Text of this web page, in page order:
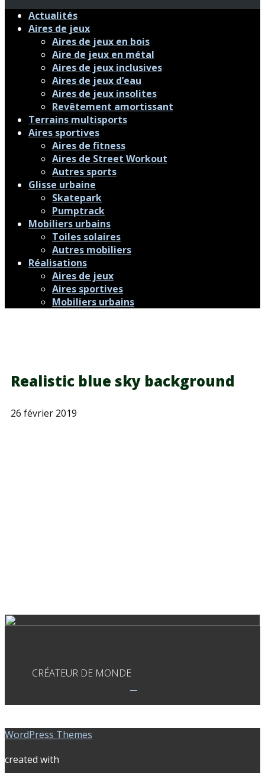
Actualités
Aires de jeux
Aires de jeux en bois
Aire de jeux en métal
Aires de jeux inclusives
Aires de jeux d’eau
Aires de jeux insolites
Revêtement amortissant
Terrains multisports
Aires sportives
Aires de fitness
Aires de Street Workout
Autres sports
Glisse urbaine
Skatepark
Pumptrack
Mobiliers urbains
Toiles solaires
Autres mobiliers
Réalisations
Aires de jeux
Aires sportives
Mobiliers urbains
Realistic blue sky background
26 février 2019
CRÉATEUR DE MONDE
WordPress Themes
created with